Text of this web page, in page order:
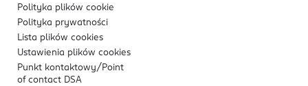
Polityka plików cookie
Polityka prywatności
Lista plików cookies
Ustawienia plików cookies
Punkt kontaktowy/ Point
of contact DSA